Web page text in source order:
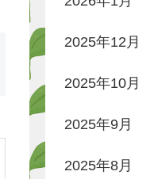
2025年12月
2025年10月
2025年9月
2025年8月